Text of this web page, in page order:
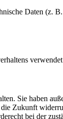
Daten (z.
Sie haben
Zukunft
bei der